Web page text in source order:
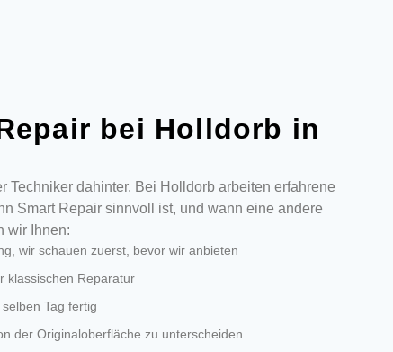
bei Holldorb in
Techniker dahinter. Bei Holldorb arbeiten erfahrene
Smart Repair sinnvoll ist, und wann eine andere
wir Ihnen:
wir schauen zuerst, bevor wir anbieten
klassischen Reparatur
Tag fertig
der Originaloberfläche zu unterscheiden